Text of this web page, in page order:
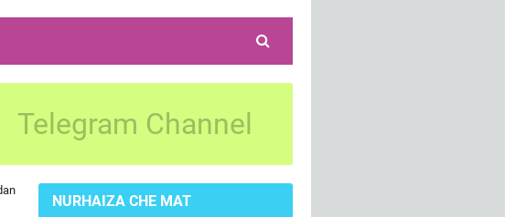
Telegram Channel
NURHAIZA CHE MAT